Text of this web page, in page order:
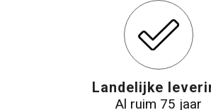
Landelijke
Al ruim 75 jaar